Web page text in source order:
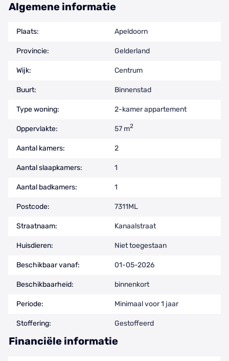
Algemene informatie
Plaats: Apeldoorn
Provincie: Gelderland
Wijk: Centrum
Buurt: Binnenstad
Type woning: 2-kamer appartement
Oppervlakte: 57 m2
Aantal kamers: 2
Aantal slaapkamers: 1
Aantal badkamers: 1
Postcode: 7311ML
Straatnaam: Kanaalstraat
Huisdieren: Niet toegestaan
Beschikbaar vanaf: 01-05-2026
Beschikbaarheid: binnenkort
Periode: Minimaal voor 1 jaar
Stoffering: Gestoffeerd
Financiële informatie